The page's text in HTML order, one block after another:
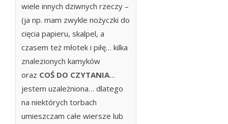
wiele innych dziwnych rzeczy –
(ja np. mam zwykle nożyczki do
cięcia papieru, skalpel, a
czasem też młotek i piłę… kilka
znalezionych kamyków
oraz COŚ DO CZYTANIA…
jestem uzależniona… dlatego
na niektórych torbach
umieszczam całe wiersze lub